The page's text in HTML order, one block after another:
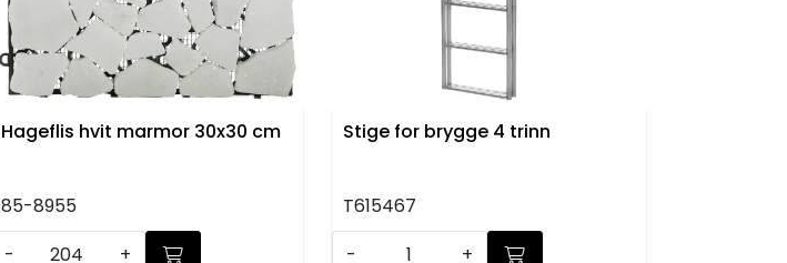
Hageflis hvit marmor 30x30 cm
85-8955
-
+
Stige for brygge 4 trinn
T615467
-
+